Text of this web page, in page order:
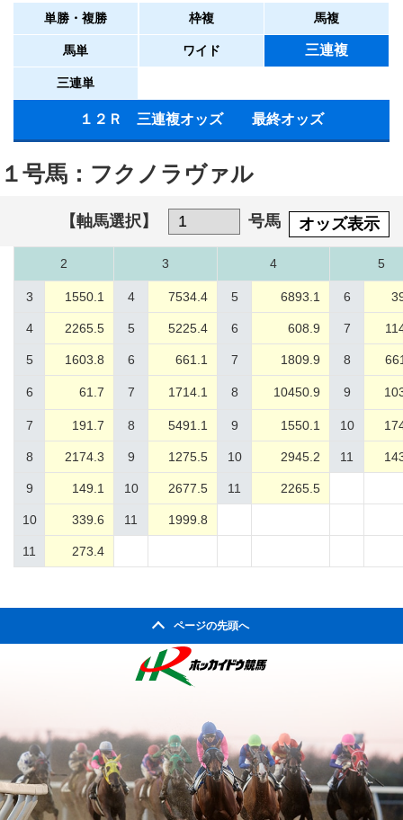
単勝・複勝 枠複 馬複
馬単 ワイド 三連複
三連単
１２Ｒ 三連複オッズ 最終オッズ
１号馬：フクノラヴァル
【軸馬選択】 号馬 オッズ表示
2 3 4 5
3 1550.1 4 7534.4 5 6893.1 6
4 2265.5 5 5225.4 6 608.9 7
5 1603.8 6 661.1 7 1809.9 8
6 61.7 7 1714.1 8 10450.9 9
7 191.7 8 5491.1 9 1550.1 10
8 2174.3 9 1275.5 10 2945.2 11
9 149.1 10 2677.5 11 2265.5
10 339.6 11 1999.8
11 273.4
ページの先頭へ